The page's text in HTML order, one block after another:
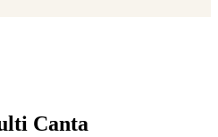
Canta